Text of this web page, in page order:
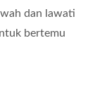
dan lawati
bertemu